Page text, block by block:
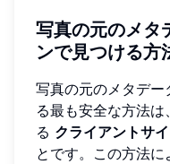
写真の元のメタ
ンで見つける方
写真の元のメタデ
る最も安全な方法
る クライアントサ
とです。この方法